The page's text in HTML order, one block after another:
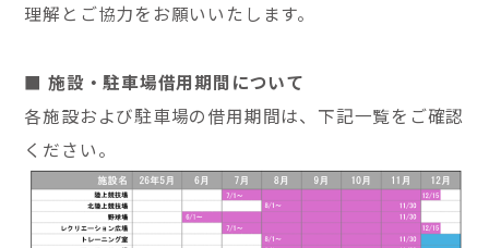
理解とご協力をお願いいたします。
■ 施設・駐車場借用期間について
各施設および駐車場の借用期間は、下記一覧をご確認
ください。